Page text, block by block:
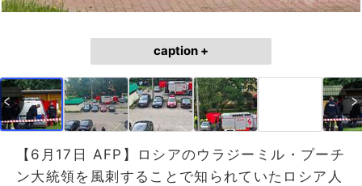
caption +
【6月17日 AFP】ロシアのウラジーミル・プーチ
ン大統領を風刺することで知られていたロシア人